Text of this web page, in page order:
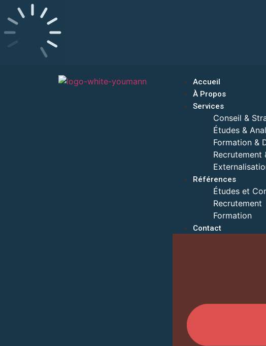
Accueil
À Propos
Services
Conseil &
Études &
Formation &
Recrutement
Références
Études et
Recrutement
Formation
Contact